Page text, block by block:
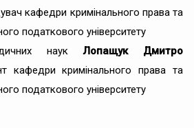
кафедри кримінального права та
податкового університету
наукЛопащук Дмитро
кафедри кримінального права та
податкового університету